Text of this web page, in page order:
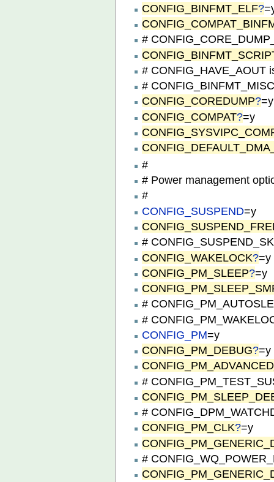
CONFIG_BINFMT_ELF?
#
# CONFIG_HAVE_AOUT
#
CONFIG_COREDUMP?=y
CONFIG_COMPAT?=y
#
# Power management
#
CONFIG_SUSPEND=y
#
CONFIG_WAKELOCK?=y
CONFIG_PM_SLEEP?=y
#
#
CONFIG_PM=y
CONFIG_PM_DEBUG?=y
#
#
CONFIG_PM_CLK?=y
#